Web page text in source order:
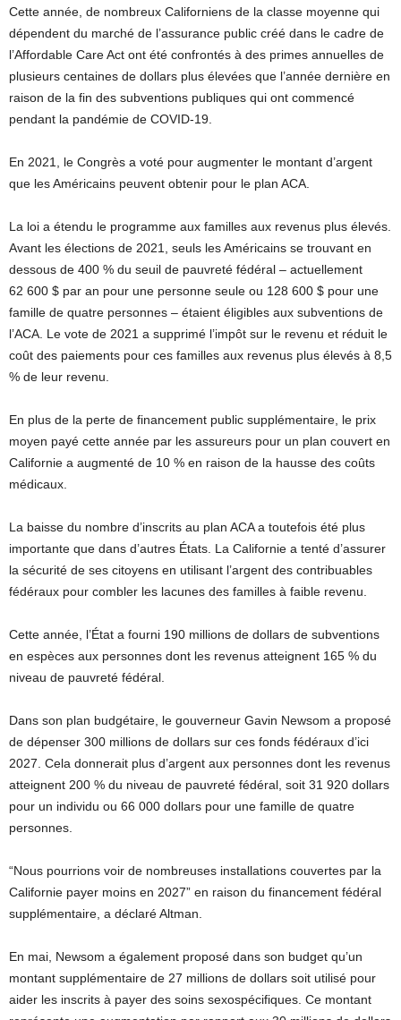
Cette année, de nombreux Californiens de la classe moyenne qui
dépendent du marché de l’assurance public créé dans le cadre de
l’Affordable Care Act ont été confrontés à des primes annuelles de
plusieurs centaines de dollars plus élevées que l’année dernière en
raison de la fin des subventions publiques qui ont commencé
pendant la pandémie de COVID-19.
En 2021, le Congrès a voté pour augmenter le montant d’argent
que les Américains peuvent obtenir pour le plan ACA.
La loi a étendu le programme aux familles aux revenus plus élevés.
Avant les élections de 2021, seuls les Américains se trouvant en
dessous de 400 % du seuil de pauvreté fédéral – actuellement
62 600 $ par an pour une personne seule ou 128 600 $ pour une
famille de quatre personnes – étaient éligibles aux subventions de
l’ACA. Le vote de 2021 a supprimé l’impôt sur le revenu et réduit le
coût des paiements pour ces familles aux revenus plus élevés à 8,5
% de leur revenu.
En plus de la perte de financement public supplémentaire, le prix
moyen payé cette année par les assureurs pour un plan couvert en
Californie a augmenté de 10 % en raison de la hausse des coûts
médicaux.
La baisse du nombre d’inscrits au plan ACA a toutefois été plus
importante que dans d’autres États. La Californie a tenté d’assurer
la sécurité de ses citoyens en utilisant l’argent des contribuables
fédéraux pour combler les lacunes des familles à faible revenu.
Cette année, l’État a fourni 190 millions de dollars de subventions
en espèces aux personnes dont les revenus atteignent 165 % du
niveau de pauvreté fédéral.
Dans son plan budgétaire, le gouverneur Gavin Newsom a proposé
de dépenser 300 millions de dollars sur ces fonds fédéraux d’ici
2027. Cela donnerait plus d’argent aux personnes dont les revenus
atteignent 200 % du niveau de pauvreté fédéral, soit 31 920 dollars
pour un individu ou 66 000 dollars pour une famille de quatre
personnes.
“Nous pourrions voir de nombreuses installations couvertes par la
Californie payer moins en 2027” en raison du financement fédéral
supplémentaire, a déclaré Altman.
En mai, Newsom a également proposé dans son budget qu’un
montant supplémentaire de 27 millions de dollars soit utilisé pour
aider les inscrits à payer des soins sexospécifiques. Ce montant